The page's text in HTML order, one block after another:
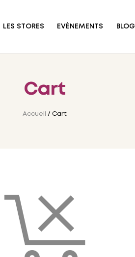
LES STORES EVÈNEMENTS BLOG
Cart
Accueil / Cart